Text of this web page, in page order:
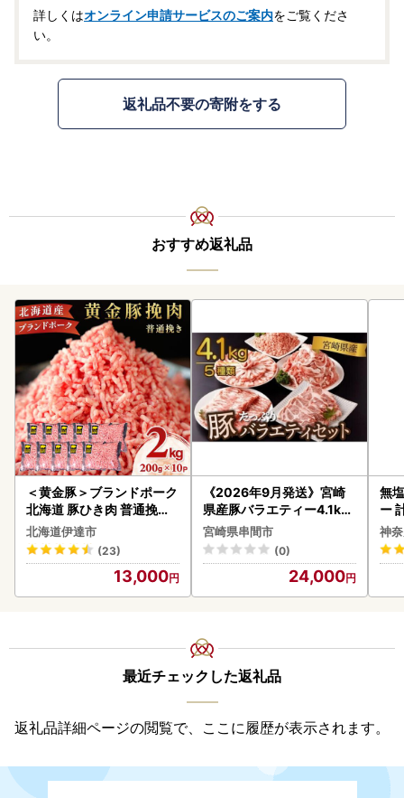
詳しくはオンライン申請サービスのご案内をご覧くださ
い。
返礼品不要の寄附をする
おすすめ返礼品
＜黄金豚＞ブランドポーク
北海道 豚ひき肉 普通挽き
200g 10パック 計2kg
北海道伊達市
(23)
13,000
《2026年9月発送》宮崎
県産豚バラエティー4.1kg
セット_K033-057-2609
宮崎県串間市
(0)
24,000
無
ー
】
神
最近チェックした返礼品
返礼品詳細ページの閲覧で、ここに履歴が表示されます。